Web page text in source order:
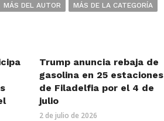
MÁS DEL AUTOR MÁS DE LA CATEGORÍA
Trump anuncia rebaja de
gasolina en 25 estaciones
de Filadelfia por el 4 de
julio
2 de julio de 2026